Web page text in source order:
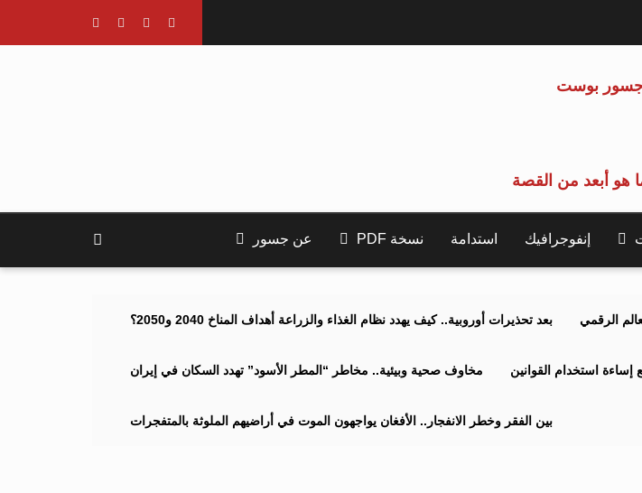
هو أبعد من القصة
إنفوجرافيك استدامة نسخة PDF عن جسور
بعد تحذيرات أوروبية.. كيف يهدد نظام الغذاء والزراعة أهداف المناخ 2040 و2050؟ الرقمي
مخاوف صحية وبيئية.. مخاطر “المطر الأسود” تهدد السكان في إيران استخدام القوانين
بين الفقر وخطر الانفجار.. الأفغان يواجهون الموت في أراضيهم الملوثة بالمتفجرات